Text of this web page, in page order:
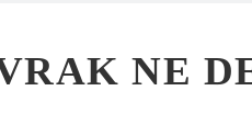
NE